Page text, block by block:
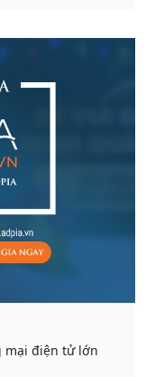
mại điện tử lớn